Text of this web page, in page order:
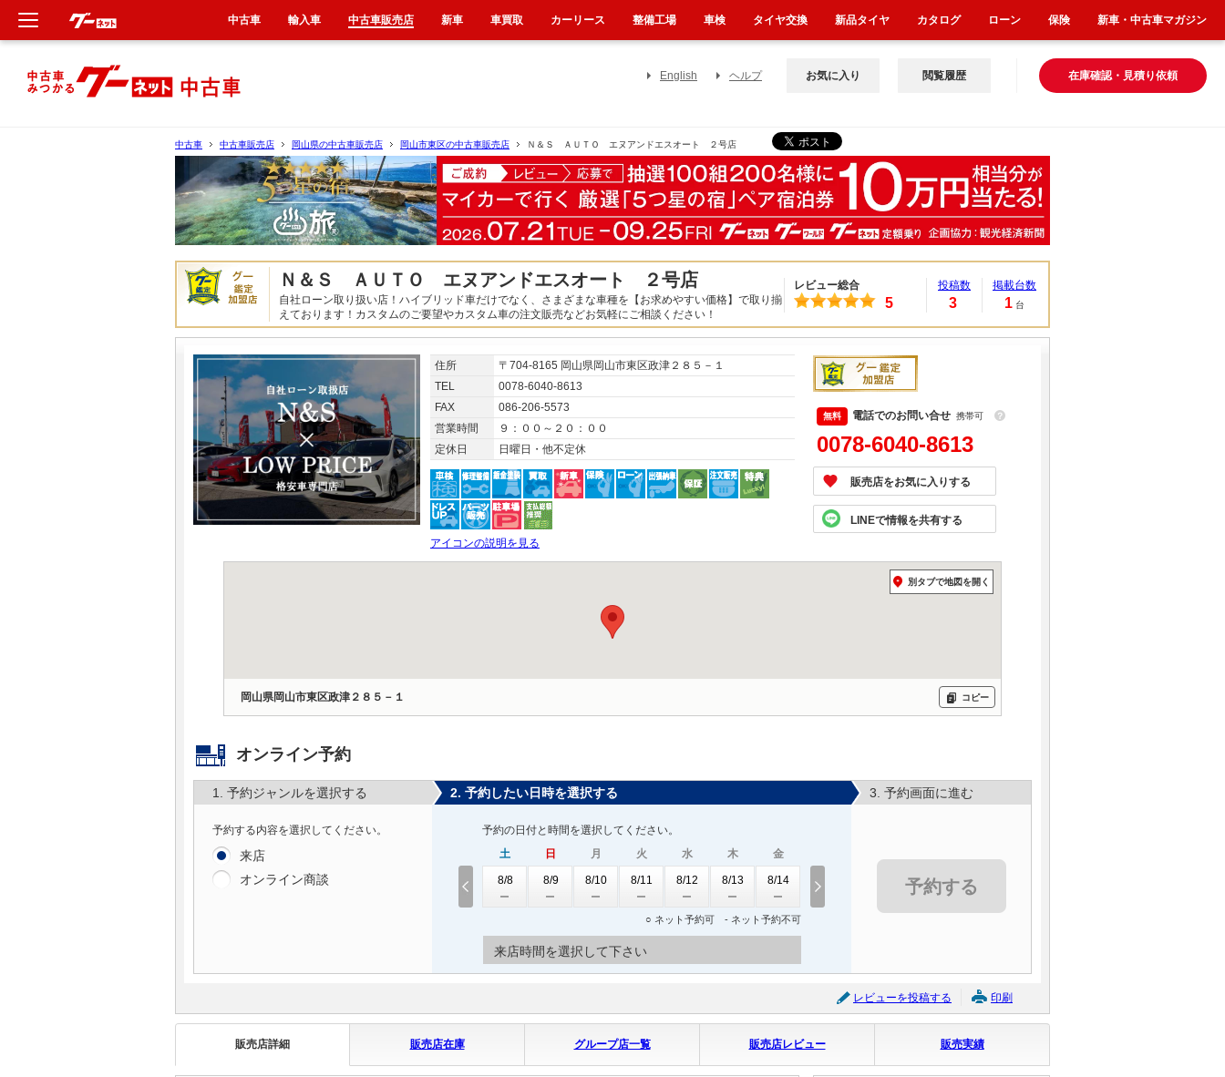
English ヘルプ 在庫確認・見積り依頼
お気に入り 閲覧履歴
中古車 中古車販売店 岡山県の中古車販売店 岡山市東区の中古車販売店 Ｎ＆Ｓ ＡＵＴＯ エヌアンドエスオート ２号店
Ｎ＆Ｓ ＡＵＴＯ エヌアンドエスオート ２号店
自社ローン取り扱い店！ハイブリッド車だけでなく、さまざまな車種を【お求めやすい価格】で取り揃
えております！カスタムのご要望やカスタム車の注文販売などお気軽にご相談ください！
レビュー総合
5
投稿数
3
掲載台数
1 台
住所
〒704-8165 岡山県岡山市東区政津２８５－１
TEL
0078-6040-8613
FAX
086-206-5573
営業時間
９：００～２０：００
定休日
日曜日・他不定休
アイコンの説明を見る
電話でのお問い合せ 携帯可 ？
0078-6040-8613
販売店をお気に入りする
LINEで情報を共有する
別タブで地図を開く
岡山県岡山市東区政津２８５－１ コピー
オンライン予約
1. 予約ジャンルを選択する
予約する内容を選択してください。
来店
オンライン商談
2. 予約したい日時を選択する
予約の日付と時間を選択してください。
土
8/8
日
8/9
月
8/10
火
8/11
水
8/12
木
8/13
金
8/14
○ ネット予約可 - ネット予約不可
来店時間を選択して下さい
3. 予約画面に進む
予約する
レビューを投稿する 印刷
販売店詳細 販売店在庫 グループ店一覧 販売店レビュー 販売実績
中古車 輸入車 中古車販売店 新車 車買取 カーリース 整備工場 車検 タイヤ交換 新品タイヤ カタログ ローン 保険 新車・中古車マガジン
新車